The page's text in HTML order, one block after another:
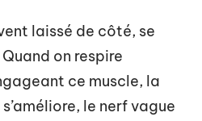
laissé de côté, se
on respire
ce muscle, la
le nerf vague